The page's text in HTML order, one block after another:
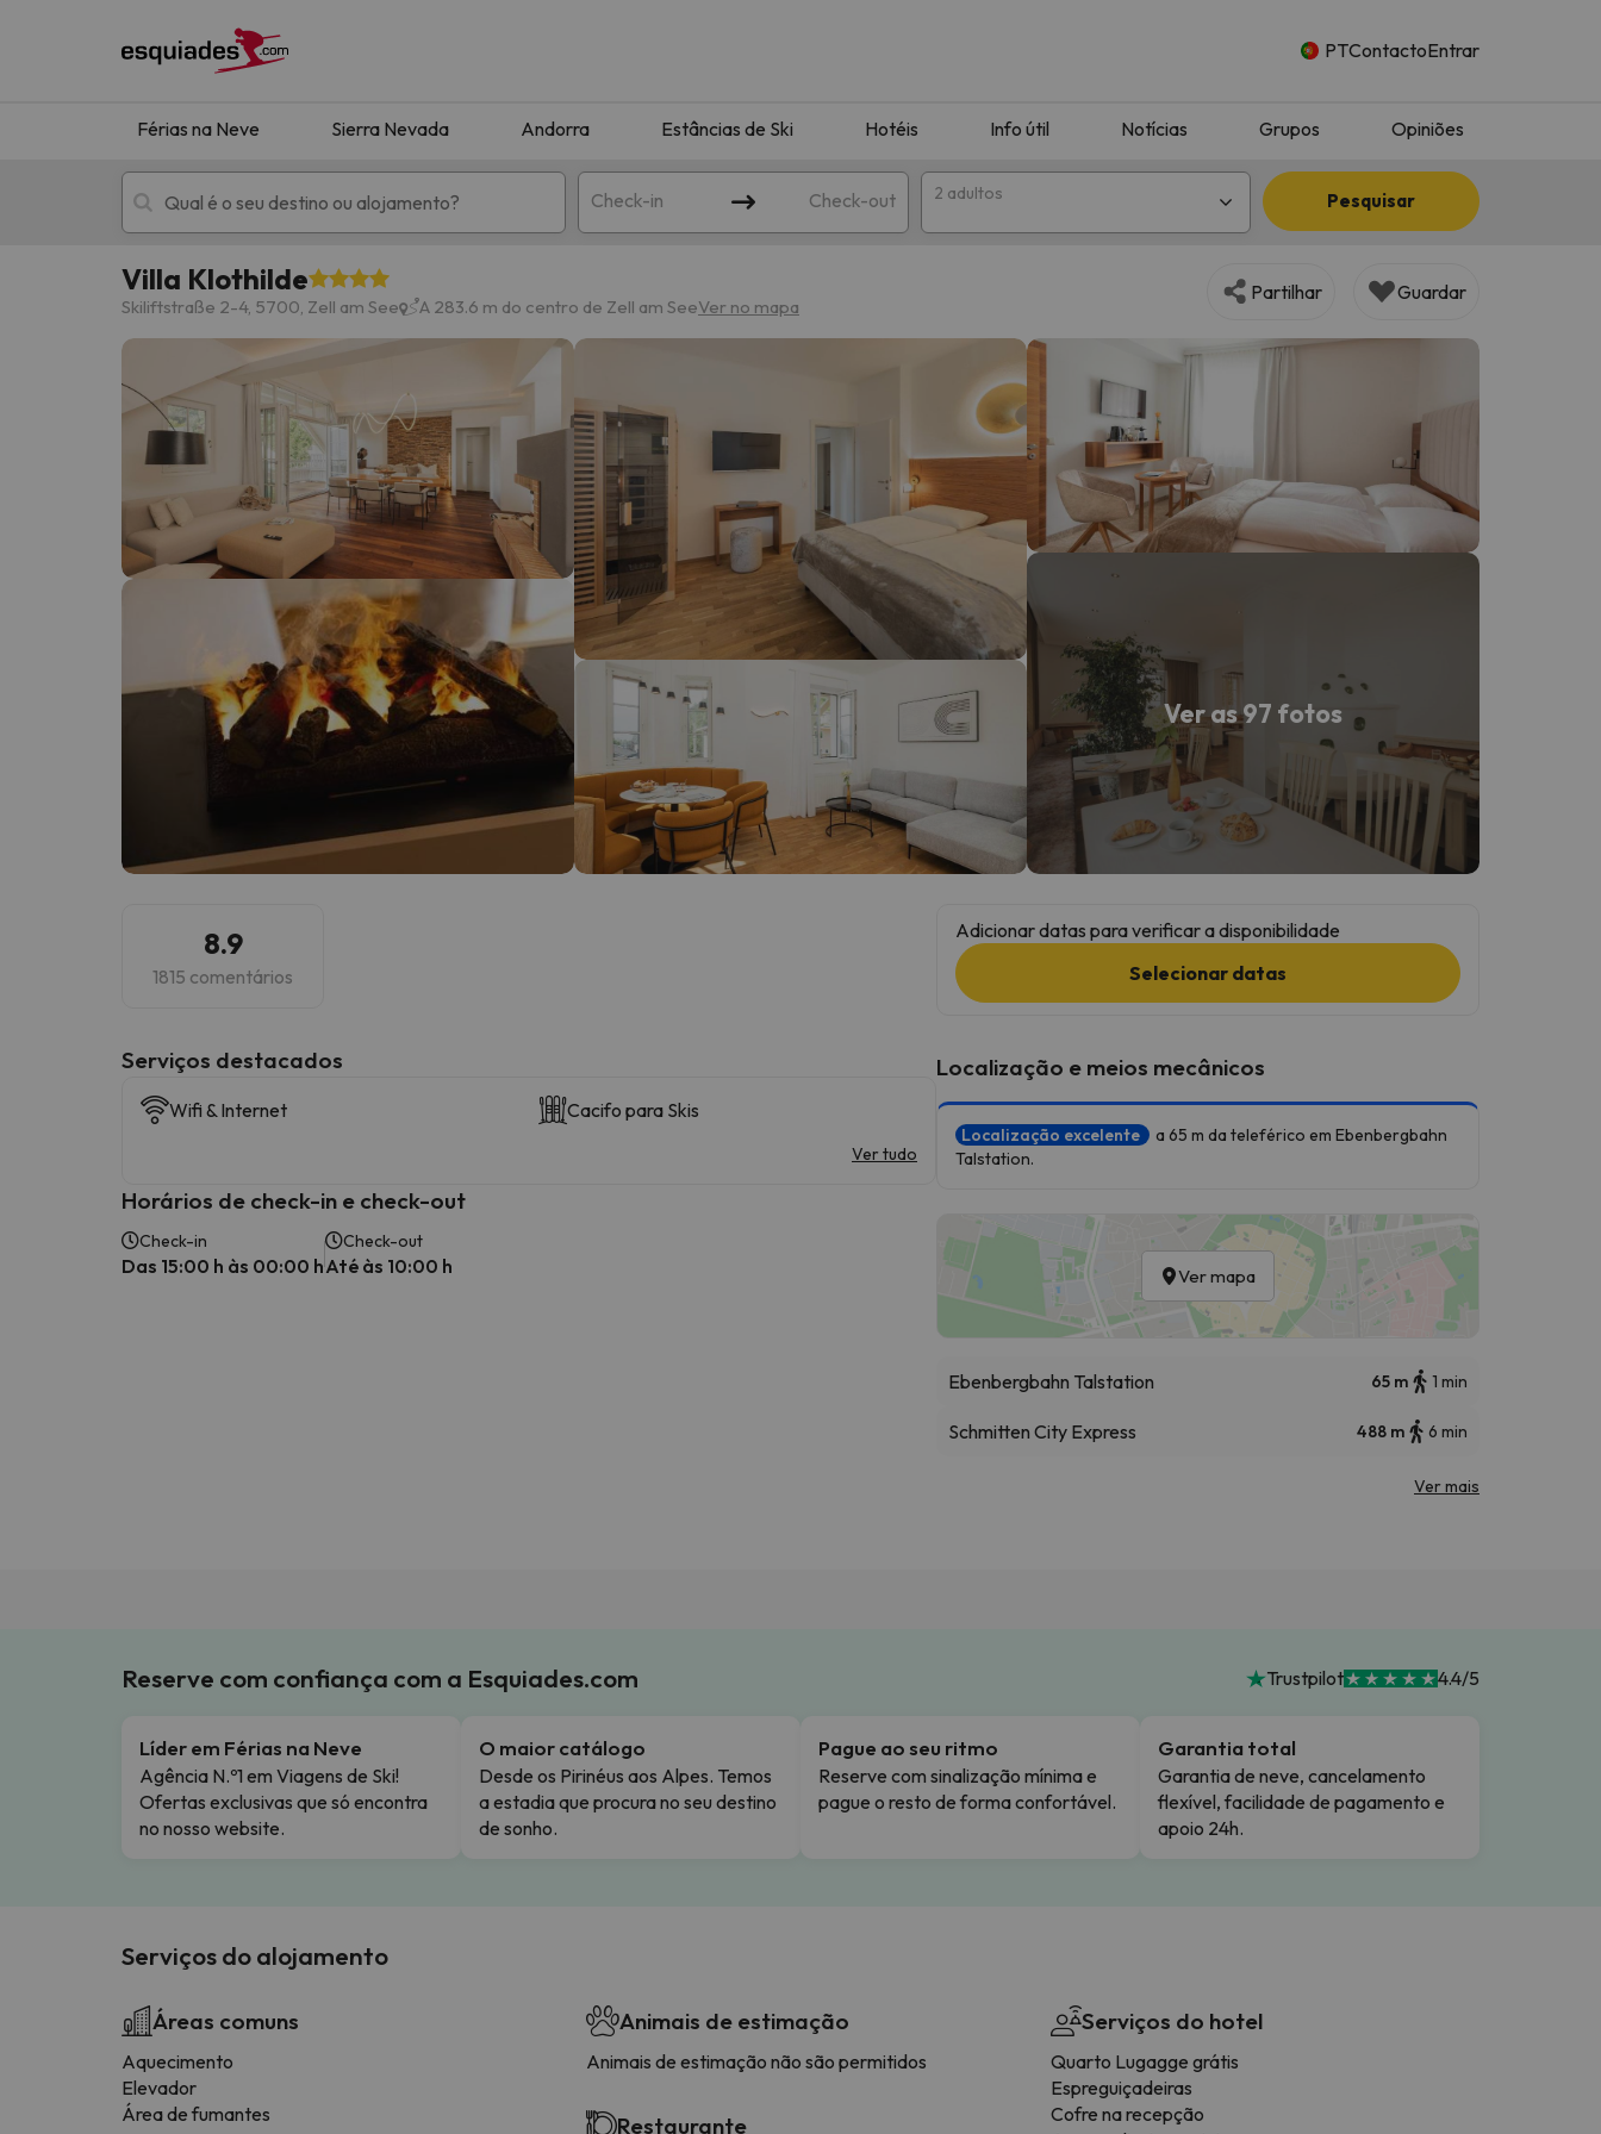
PTContactoEntrar
Férias na Neve Sierra Nevada Andorra Estâncias de Ski Hotéis Info útil Notícias Grupos Opiniões
Check-in Check-out 2 adultos Pesquisar
Férias na neve Hotéis de montanha
Oops, não encontramos nenhum resultado que corresponda à sua pesquisa. Tente modificar o destino.
Bem, parece que o nosso Seeker perdeu o seu caminho. Assim que encontrar a sua bússola, estará de volta.
Villa Klothilde
Skiliftstraße 2-4, 5700, Zell am See A 283.6 m do centro de Zell am SeeVer no mapa
Partilhar Guardar
Ver as 97 fotos
8.9
1815 comentários
Serviços destacados
Wifi & Internet Cacifo para Skis
Ver tudo
Horários de check-in e check-out
Check-in
Das 15:00 h às 00:00 h
Check-out
Até às 10:00 h
Adicionar datas para verificar a disponibilidade
Selecionar datas
Localização e meios mecânicos
Localização excelente
a 65 m da teleférico em Ebenbergbahn
Talstation.
Ver mapa
Ebenbergbahn Talstation 65 m 1 min
Schmitten City Express 488 m 6 min
Ver mais
Reserve com confiança com a Esquiades.com Trustpilot 4.4/5
Líder em Férias na Neve
Agência N.º1 em Viagens de Ski!
Ofertas exclusivas que só encontra
no nosso website.
O maior catálogo
Desde os Pirinéus aos Alpes. Temos
a estadia que procura no seu destino
de sonho.
Pague ao seu ritmo
Reserve com sinalização mínima e
pague o resto de forma confortável.
Garantia total
Garantia de neve, cancelamento
flexível, facilidade de pagamento e
apoio 24h.
Serviços do alojamento
Áreas comuns
Aquecimento
Elevador
Área de fumantes
Animais de estimação
Animais de estimação não são permitidos
Restaurante
Serviços do hotel
Quarto Lugagge grátis
Espreguiçadeiras
Cofre na recepção